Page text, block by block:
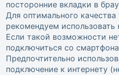
посторонние вкладки в
Для оптимального
рекомендуем
Если такой возможности
подключиться со
Предпочтительно
подключение к интернету